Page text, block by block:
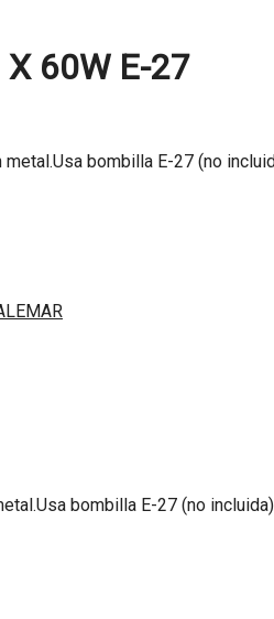
X 60W E-27
bombilla E-27 (no
bombilla E-27 (no